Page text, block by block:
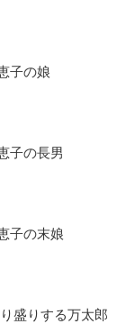
子の娘
子の長男
子の末娘
盛りする万太郎